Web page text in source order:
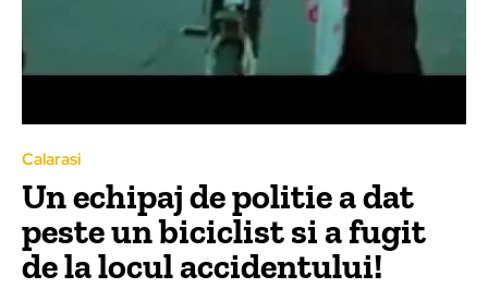
Calarasi
Un echipaj de politie a dat
peste un biciclist si a fugit
de la locul accidentului!